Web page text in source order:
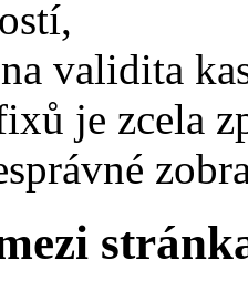
validita
je zcela